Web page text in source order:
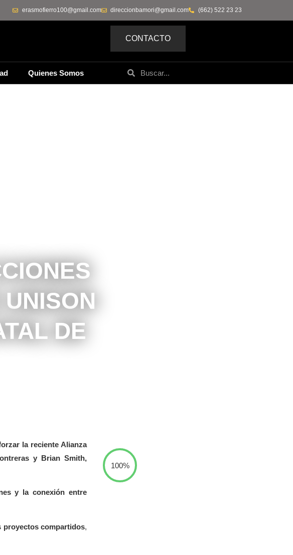
(662) 522 23 23
direccionbamori@gmail.com
erasmofierro100@gmail.com
CONTACTO
Quienes Somos
DE
la reciente Alianza
y Brian Smith,
y la conexión entre
proyectos compartidos,
100%